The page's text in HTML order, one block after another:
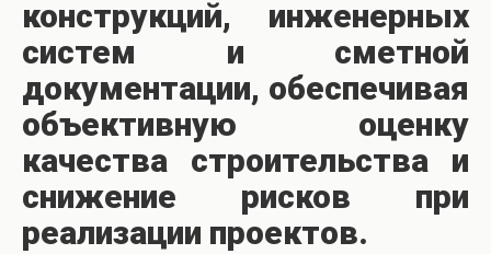
конструкций, инженерных
систем и сметной
документации, обеспечивая
объективную оценку
качества строительства и
снижение рисков при
реализации проектов.